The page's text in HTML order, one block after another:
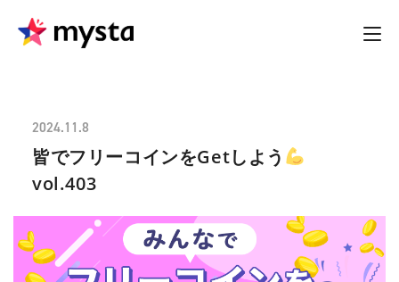
2024.11.8
皆でフリーコインをGetしよう
vol.403